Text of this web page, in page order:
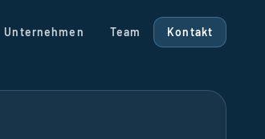
Unternehmen Team Kontakt